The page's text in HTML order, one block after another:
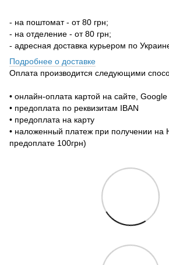
- на поштомат - от 80 грн;
- на отделение - от 80 грн;
- адресная доставка курьером по
Подробнее о доставке
Оплата производится следующими
• онлайн-оплата картой на сайте,
• предоплата по реквизитам IBAN
• предоплата на карту
• наложенный платеж при получении на
предоплате 100грн)